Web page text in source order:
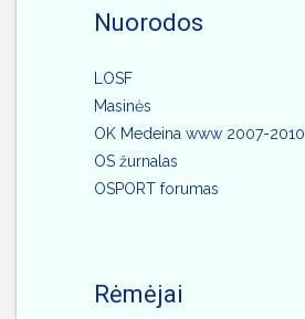
Nuorodos
LOSF
Masinės
OK Medeina www 2007-2010
OS žurnalas
OSPORT forumas
Rėmėjai